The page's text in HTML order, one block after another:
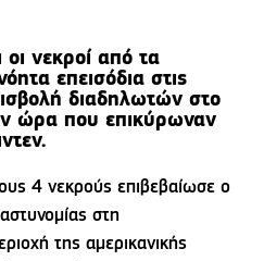
οι νεκροί από τα
επεισόδια στις
διαδηλωτών στο
ώρα που επικύρωναν
4 νεκρούς επιβεβαίωσε ο
στη
της αμερικανικής